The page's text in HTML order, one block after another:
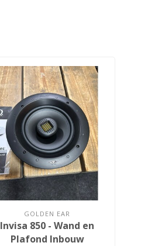
GOLDEN EAR
Invisa 850 - Wand en
Plafond Inbouw